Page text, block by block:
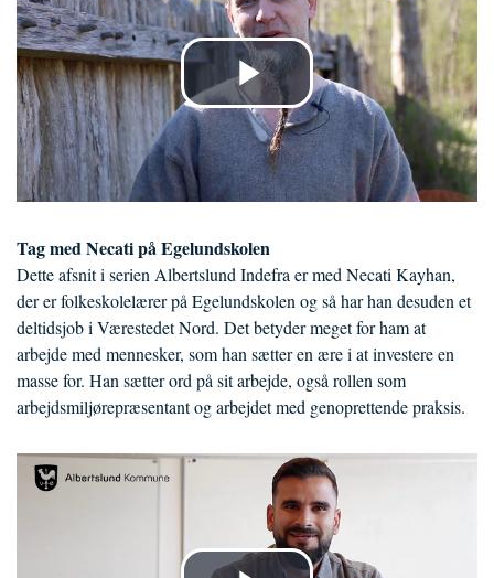
Tag med Necati på Egelundskolen
Dette afsnit i serien Albertslund Indefra er med Necati Kayhan,
der er folkeskolelærer på Egelundskolen og så har han desuden et
deltidsjob i Værestedet Nord. Det betyder meget for ham at
arbejde med mennesker, som han sætter en ære i at investere en
masse for. Han sætter ord på sit arbejde, også rollen som
arbejdsmiljørepræsentant og arbejdet med genoprettende praksis.